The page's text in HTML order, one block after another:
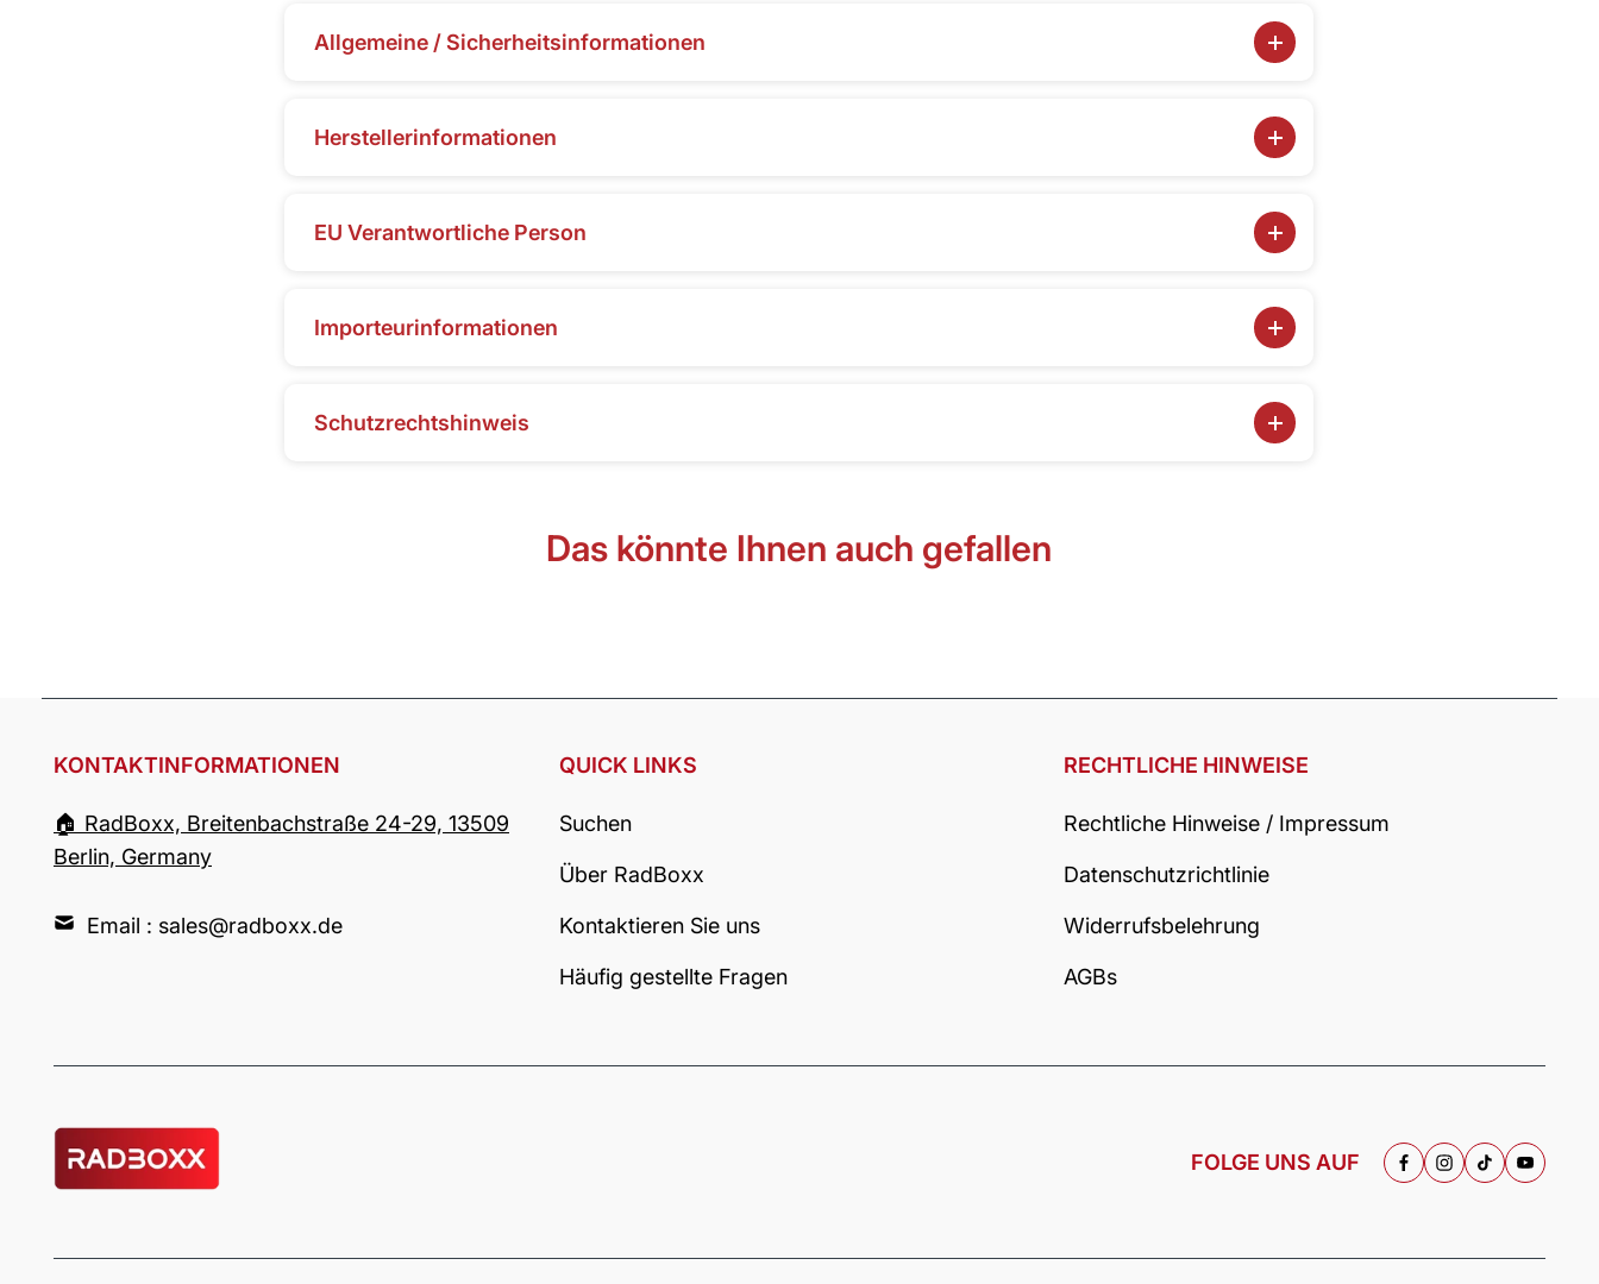
Allgemeine / Sicherheitsinformationen
Herstellerinformationen
EU Verantwortliche Person
Importeurinformationen
Schutzrechtshinweis
Das könnte Ihnen auch gefallen
KONTAKTINFORMATIONEN
🏠︎ RadBoxx, Breitenbachstraße 24-29, 13509
Berlin, Germany
Email : sales@radboxx.de
QUICK LINKS
Suchen
Über RadBoxx
Kontaktieren Sie uns
Häufig gestellte Fragen
RECHTLICHE HINWEISE
Rechtliche Hinweise / Impressum
Datenschutzrichtlinie
Widerrufsbelehrung
AGBs
FOLGE UNS AUF